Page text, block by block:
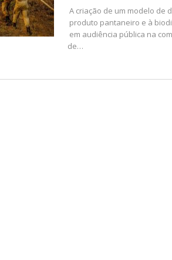
A criação de um modelo de
produto pantaneiro e à
em audiência pública na
de…